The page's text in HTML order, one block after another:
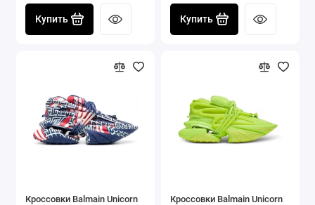
Купить Купить
Кроссовки Balmain Unicorn
Кроссовки Balmain Unicorn